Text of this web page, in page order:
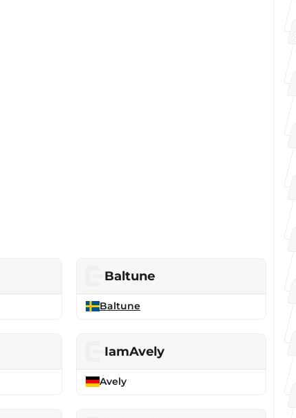
Baltune
Baltune
IamAvely
Avely